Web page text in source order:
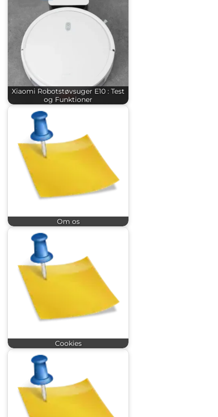
Xiaomi Robotstøvsuger E10 : Test
og Funktioner
Om os
Cookies